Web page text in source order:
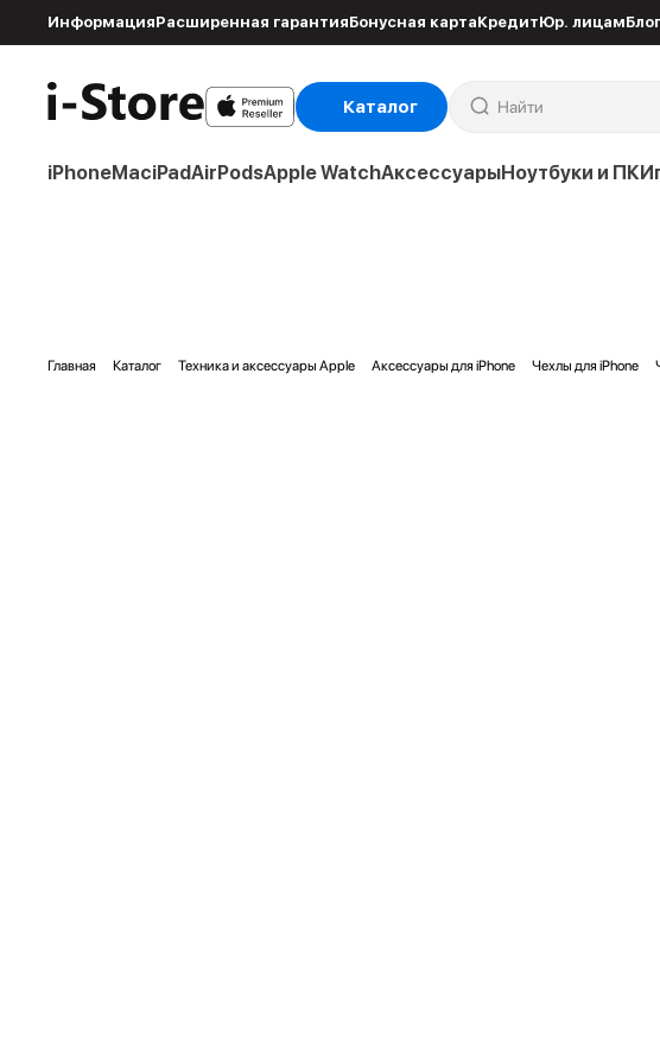
ИнформацияРасширенная гарантияБонусная картаКредитЮр. лицамБлог
Каталог
iPhoneMaciPadAirPodsApple WatchАксессуарыНоутбуки и ПК
Главная Каталог Техника и аксессуары Apple Аксессуары для iPhone Чехлы для iPhone